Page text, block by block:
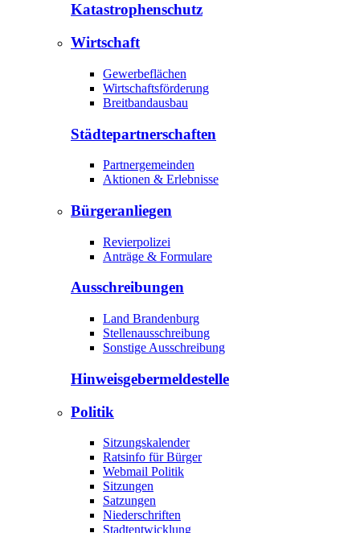
Katastrophen­schutz
Wirtschaft
Gewerbeflächen
Wirtschaftsförderung
Breitbandausbau
Städte­partnerschaften
Partnergemeinden
Aktionen & Erlebnisse
Bürgeranliegen
Revierpolizei
Anträge & Formulare
Ausschreibungen
Land Brandenburg
Stellenausschreibung
Sonstige Ausschreibung
Hinweisgeber­meldestelle
Politik
Sitzungskalender
Ratsinfo für Bürger
Webmail Politik
Sitzungen
Satzungen
Niederschriften
Stadtentwicklung